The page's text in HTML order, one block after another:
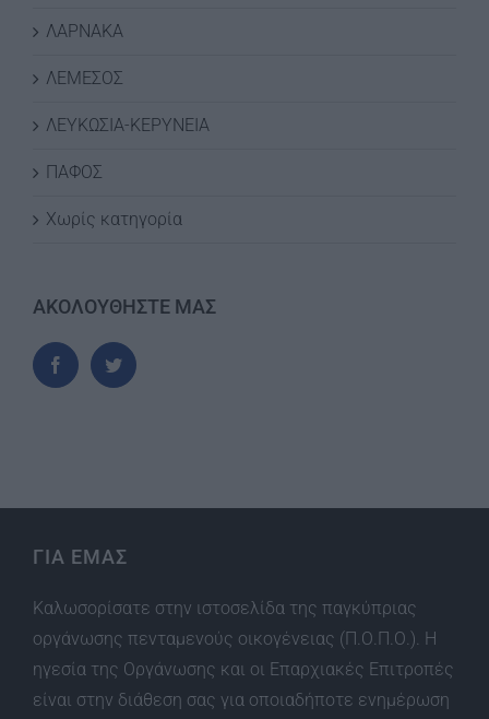
ΛΑΡΝΑΚΑ
ΛΕΜΕΣΟΣ
ΛΕΥΚΩΣΙΑ-ΚΕΡΥΝΕΙΑ
ΠΑΦΟΣ
Χωρίς κατηγορία
ΑΚΟΛΟΥΘΗΣΤΕ ΜΑΣ
ΓΙΑ ΕΜΑΣ
Καλωσορίσατε στην ιστοσελίδα της παγκύπριας
οργάνωσης πενταμενούς οικογένειας (Π.Ο.Π.Ο.). Η
ηγεσία της Οργάνωσης και οι Επαρχιακές Επιτροπές
είναι στην διάθεση σας για οποιαδήποτε ενημέρωση